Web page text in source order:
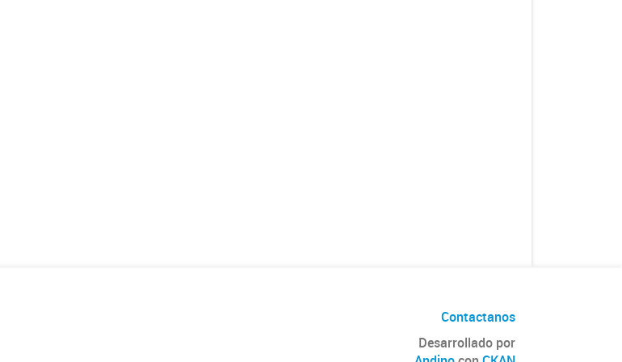
Contactanos
Desarrollado por